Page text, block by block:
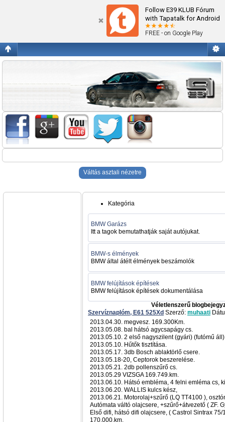
Follow E39 KLUB Fórum
with Tapatalk for Android
FREE - on Google Play
Váltás asztali nézetre
Kategória
BMW Garázs
Itt a tagok bemutathatják saját autójukat.
BMW-s élmények
BMW által átélt élmények beszámolók
BMW felújítások építések
BMW felújítások építések dokumentálása
Véletlenszerű
Szervíznaplóm, E61 525Xd Szerző: muhaati
2013.04.30. megvesz. 169.300Km.
2013.05.08. bal hátsó agycsapágy cs.
2013.05.10. 2 első nagyszilent (gyári) (futómű áll)
2013.05.10. Hűtők tisztítása.
2013.05.17. 3db Bosch ablaktörlő csere.
2013.05.18-20, Ceptorok beszerelése.
2013.05.21. 2db pollenszűrő cs.
2013.05.29 VIZSGA 169.749.km.
2013.06.10. Hátsó embléma, 4 felni emléma cs,
2013.06.20. WALLIS kulcs kész,
2013.06.21. Motorolaj+szűrő (LQ TT4100 ),
Autómata váltó olajcsere, +szűrő+átvezető ( ZF.
Első difi, hátsó difi olajcsere, ( Castrol Sintrax 75/
170.000.km.